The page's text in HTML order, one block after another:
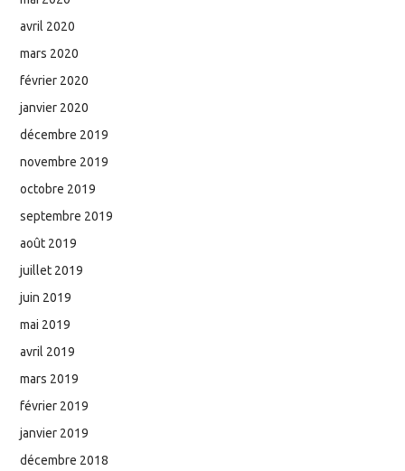
avril 2020
mars 2020
février 2020
janvier 2020
décembre 2019
novembre 2019
octobre 2019
septembre 2019
août 2019
juillet 2019
juin 2019
mai 2019
avril 2019
mars 2019
février 2019
janvier 2019
décembre 2018